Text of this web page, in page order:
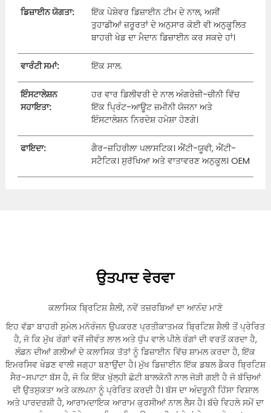
ਡਿਜ਼ਾਈਨ ਯੋਗਤਾ:
ਇੱਕ ਪੇਸ਼ੇਵਰ ਡਿਜ਼ਾਈਨ ਟੀਮ ਦੇ ਨਾਲ, ਅਸੀਂ
ਤੁਹਾਡੀਆਂ ਜ਼ਰੂਰਤਾਂ ਦੇ ਅਨੁਸਾਰ ਕੋਈ ਵੀ ਅਨੁਕੂਲਿਤ
ਬਾਹਰੀ ਖੇਡ ਦਾ ਮੈਦਾਨ ਡਿਜ਼ਾਈਨ ਕਰ ਸਕਦੇ ਹਾਂ।
ਵਾਰੰਟੀ ਸਮਾਂ: ਇੱਕ ਸਾਲ.
ਇੰਸਟਾਲੇਸ਼ਨ
ਸਹਾਇਤਾ:
ਹਰ ਵਾਰ ਡਿਲੀਵਰੀ ਦੇ ਨਾਲ ਅੰਗਰੇਜ਼ੀ-ਚੀਨੀ ਵਿੱਚ
ਇੱਕ ਪ੍ਰਿੰਟ-ਆਊਟ ਜ਼ਮੀਨੀ ਯੋਜਨਾ ਅਤੇ
ਇੰਸਟਾਲੇਸ਼ਨ ਨਿਰਦੇਸ਼ ਹਮੇਸ਼ਾ ਹੋਣਗੇ।
ਫਾਇਦਾ:
ਗੈਰ-ਜ਼ਹਿਰੀਲਾ ਪਲਾਸਟਿਕ। ਐਂਟੀ-ਯੂਵੀ, ਐਂਟੀ-
ਸਟੈਟਿਕ। ਸੁਰੱਖਿਆ ਅਤੇ ਵਾਤਾਵਰਣ ਅਨੁਕੂਲ। OEM
ਉਤਪਾਦ ਵੇਰਵਾ
ਕਲਾਸਿਕ ਬ੍ਰਿਟਿਸ਼ ਸ਼ੈਲੀ, ਨਵੇਂ ਤਜ਼ਰਬਿਆਂ ਦਾ ਆਨੰਦ ਮਾਣੋ
ਇਹ ਵੱਡਾ ਬਾਹਰੀ ਸੁਮੇਲ ਮਨੋਰੰਜਨ ਉਪਕਰਣ ਪ੍ਰਤੀਕਾਤਮਕ ਬ੍ਰਿਟਿਸ਼ ਸ਼ੈਲੀ ਤੋਂ ਪ੍ਰੇਰਿਤ
ਹੈ, ਜੋ ਕਿ ਮੁੱਖ ਰੰਗਾਂ ਵਜੋਂ ਜੀਵੰਤ ਲਾਲ ਅਤੇ ਧੁੱਪ ਵਾਲੇ ਪੀਲੇ ਰੰਗਾਂ ਦੀ ਵਰਤੋਂ ਕਰਦਾ ਹੈ,
ਲੰਡਨ ਦੀਆਂ ਗਲੀਆਂ ਦੇ ਕਲਾਸਿਕ ਤੱਤਾਂ ਨੂੰ ਡਿਜ਼ਾਈਨ ਵਿੱਚ ਸ਼ਾਮਲ ਕਰਦਾ ਹੈ, ਇੱਕ
ਇਮਰਸਿਵ ਖੇਡਣ ਵਾਲੀ ਜਗ੍ਹਾ ਬਣਾਉਂਦਾ ਹੈ। ਮੁੱਖ ਡਿਜ਼ਾਈਨ ਇੱਕ ਡਬਲ ਡੈਕਰ ਬ੍ਰਿਟਿਸ਼
ਸੈਰ-ਸਪਾਟਾ ਬੱਸ ਹੈ, ਜੋ ਕਿ ਇੱਕ ਖੁੱਲ੍ਹੀ ਛੋਟੀ ਬਾਲਕੋਨੀ ਨਾਲ ਜੋੜੀ ਗਈ ਹੈ ਜੋ ਬੱਚਿਆਂ
ਦੀ ਉਤਸੁਕਤਾ ਅਤੇ ਕਲਪਨਾ ਨੂੰ ਪ੍ਰੇਰਿਤ ਕਰਦੀ ਹੈ। ਬੱਸ ਦਾ ਅੰਦਰੂਨੀ ਹਿੱਸਾ ਵਿਸ਼ਾਲ
ਅਤੇ ਪਾਰਦਰਸ਼ੀ ਹੈ, ਆਰਾਮਦਾਇਕ ਆਰਾਮ ਕੁਰਸੀਆਂ ਨਾਲ ਲੈਸ ਹੈ। ਬੱਚੇ ਵਿਹਲੇ ਸਮੇਂ ਦਾ